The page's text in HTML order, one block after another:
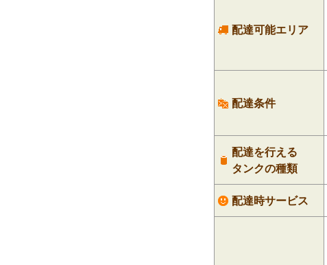
配達可能エリア
配達条件
配達を行える
タンクの種類
配達時サービス